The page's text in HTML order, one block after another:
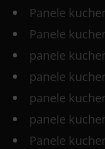
Panele
Panele
panele
panele
panele
panele
Panele